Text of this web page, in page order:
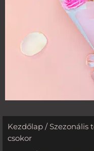
Kezdőlap / Szezonális
csokor